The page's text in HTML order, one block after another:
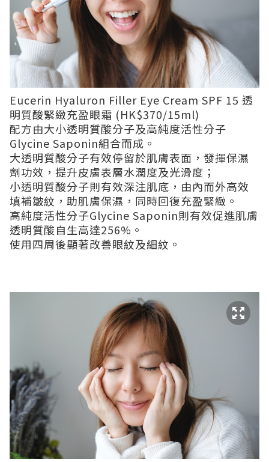
Eucerin Hyaluron Filler Eye Cream SPF 15 透
明質酸緊緻充盈眼霜 (HK$370/15ml)
配方由大小透明質酸分子及高純度活性分子
Glycine Saponin組合而成。
大透明質酸分子有效停留於肌膚表面，發揮保濕
劑功效，提升皮膚表層水潤度及光滑度；
小透明質酸分子則有效深注肌底，由內而外高效
填補皺紋，助肌膚保濕，同時回復充盈緊緻。
高純度活性分子Glycine Saponin則有效促進肌膚
透明質酸自生高達256%。
使用四周後顯著改善眼紋及細紋。